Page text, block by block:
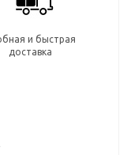
и быстрая
доставка